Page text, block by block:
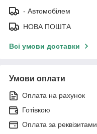
- Автомобілем
НОВА ПОШТА
Всі умови доставки
Умови оплати
Оплата на рахунок
Готівкою
Оплата за реквізитами